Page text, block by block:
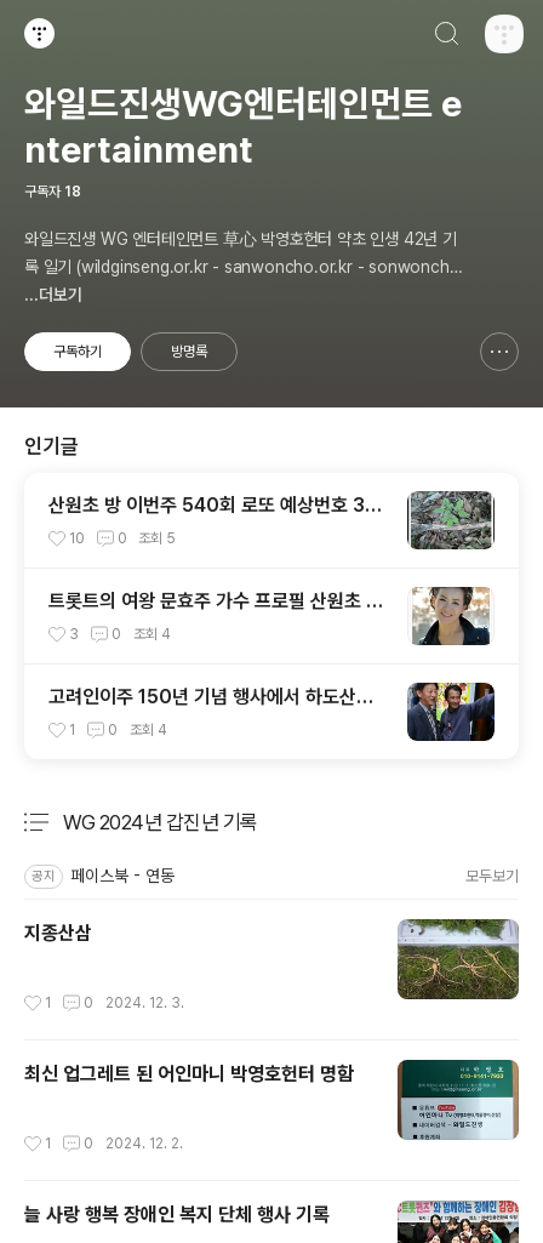
와일드진생WG엔터테인먼트 e
ntertainment
구독자 18
와일드진생 WG 엔터테인먼트 草心 박영호헌터 약초 인생 42년 기
록 일기 (wildginseng.or.kr - sanwoncho.or.kr - sonwoncho.
tistory.com) 통합
...더보기
구독하기 방명록
인기글
산원초 방 이번주 540회 로또 예상번호 3개
추천 합니다
10 0 조회 5
트롯트의 여왕 문효주 가수 프로필 산원초 산
원 적음
3 0 조회 4
고려인이주 150년 기념 행사에서 하도산삼
과 한민족연합 회원 문효주 가수 와 함께
1 0 조회 4
WG 2024년 갑진년 기록
공지 페이스북 - 연동 모두보기
지종산삼
1 0 2024. 12. 3.
최신 업그레트 된 어인마니 박영호헌터 명함
1 0 2024. 12. 2.
늘 사랑 행복 장애인 복지 단체 행사 기록